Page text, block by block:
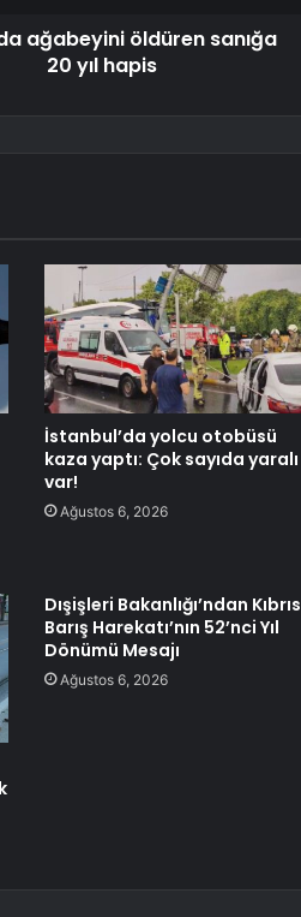
ağabeyini öldüren sanığa
20 yıl hapis
İstanbul’da yolcu otobüsü
kaza yaptı: Çok sayıda yaralı
var!
Ağustos 6, 2026
Dışişleri Bakanlığı’ndan Kıbrıs
Barış Harekatı’nın 52’nci Yıl
Dönümü Mesajı
Ağustos 6, 2026